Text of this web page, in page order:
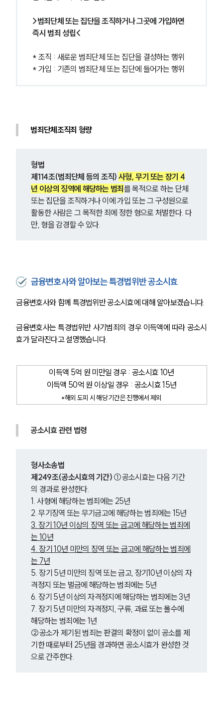
>범죄단체 또는 집단을 조직하거나 그곳에 가입하면
즉시 범죄 성립<
* 조직 : 새로운 범죄단체 또는 집단을 결성하는 행위
* 가입 : 기존의 범죄단체 또는 집단에 들어가는 행위
범죄단체조직죄 형량
형법
제114조(범죄단체 등의 조직) 사형, 무기 또는 장기 4
년 이상의 징역에 해당하는 범죄 를 목적으로 하는 단체
또는 집단을 조직하거나 이에 가입 또는 그 구성원으로
활동한 사람은 그 목적한 죄에 정한 형으로 처벌한다. 다
만, 형을 감경할 수 있다.
금융변호사와 알아보는 특경법위반 공소시효
금융변호사와 함께 특경법위반 공소시효에 대해 알아보겠습니다.
금융변호사는 특경법위반 사기범죄의 경우 이득액에 따라 공소시
효가 달라진다고 설명했습니다.
이득액 5억 원 미만일 경우 : 공소시효 10년
이득액 50억 원 이상일 경우 : 공소시효 15년
*해외 도피 시 해당 기간은 진행에서 제외
공소시효 관련 법령
형사소송법
제249조(공소시효의 기간) ①공소시효는 다음 기간
의 경과로 완성한다.
1. 사형에 해당하는 범죄에는 25년
2. 무기징역 또는 무기금고에 해당하는 범죄에는 15년
3. 장기 10년 이상의 징역 또는 금고에 해당하는 범죄에
는 10년
4. 장기 10년 미만의 징역 또는 금고에 해당하는 범죄에
는 7년
5. 장기 5년 미만의 징역 또는 금고, 장기10년 이상의 자
격정지 또는 벌금에 해당하는 범죄에는 5년
6. 장기 5년 이상의 자격정지에 해당하는 범죄에는 3년
7. 장기 5년 미만의 자격정지, 구류, 과료 또는 몰수에
해당하는 범죄에는 1년
②공소가 제기된 범죄는 판결의 확정이 없이 공소를 제
기한 때로부터 25년을 경과하면 공소시효가 완성한 것
으로 간주한다.